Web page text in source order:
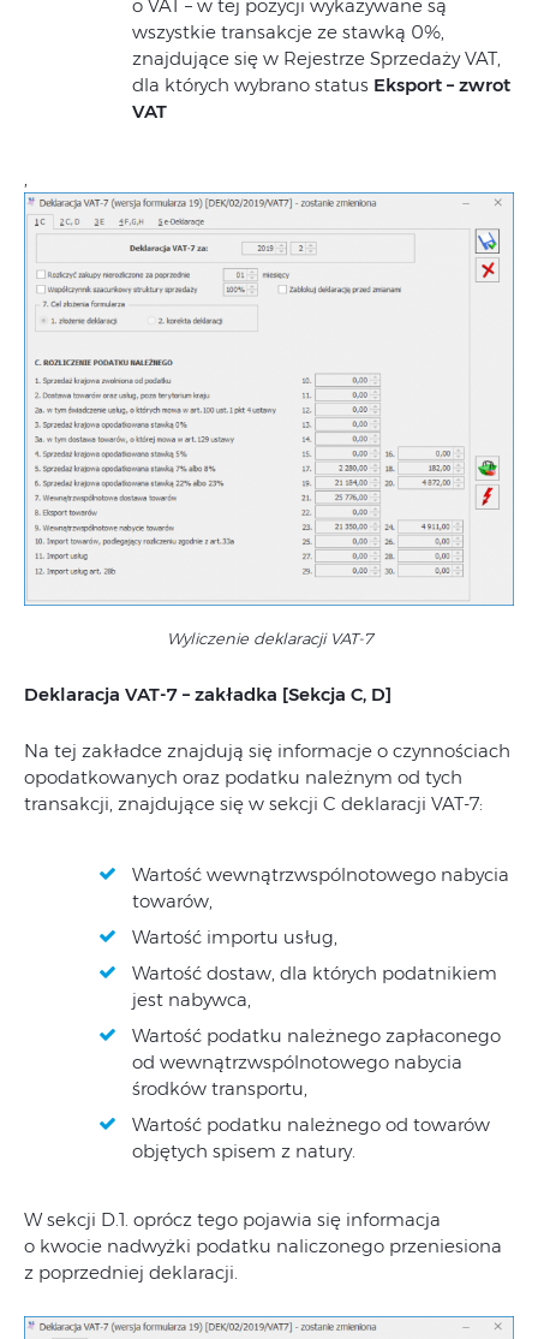
o VAT – w tej pozycji wykazywane są
wszystkie transakcje ze stawką 0%,
znajdujące się w Rejestrze Sprzedaży VAT,
dla których wybrano status Eksport – zwrot
VAT
,
Wyliczenie deklaracji VAT-7
Deklaracja VAT-7 – zakładka [Sekcja C, D]
Na tej zakładce znajdują się informacje o czynnościach
opodatkowanych oraz podatku należnym od tych
transakcji, znajdujące się w sekcji C deklaracji VAT-7:
Wartość wewnątrzwspólnotowego nabycia
towarów,
Wartość importu usług,
Wartość dostaw, dla których podatnikiem
jest nabywca,
Wartość podatku należnego zapłaconego
od wewnątrzwspólnotowego nabycia
środków transportu,
Wartość podatku należnego od towarów
objętych spisem z natury.
W sekcji D.1. oprócz tego pojawia się informacja
o kwocie nadwyżki podatku naliczonego przeniesiona
z poprzedniej deklaracji.